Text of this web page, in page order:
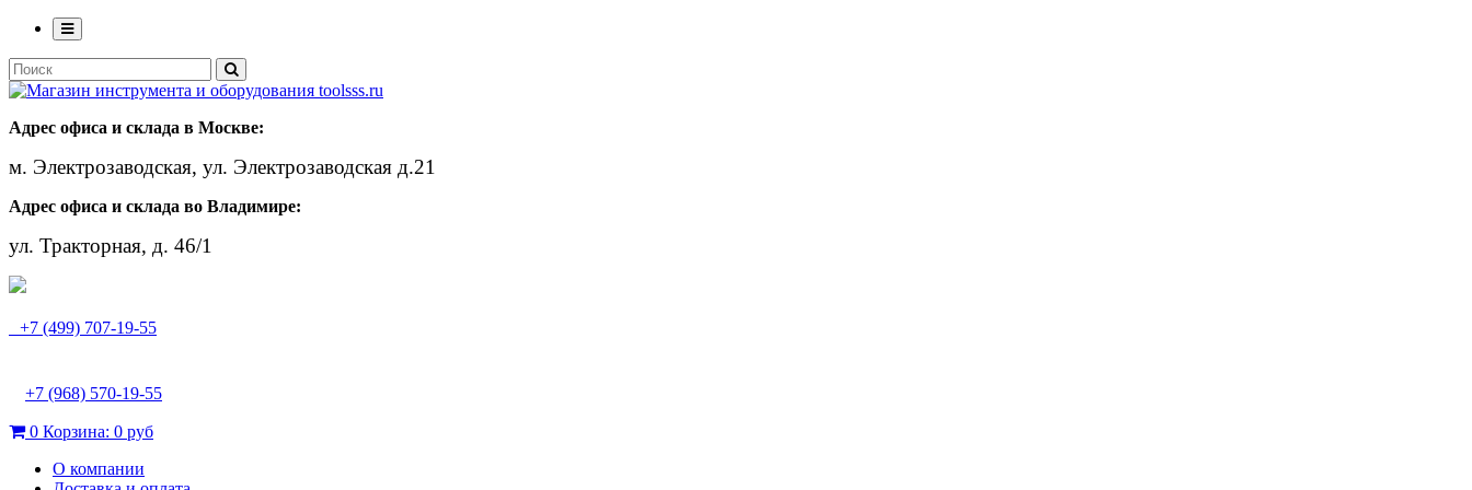
Адрес офиса и склада в Москве:
м. Электрозаводская, ул. Электрозаводская д.21
Адрес офиса и склада во Владимире:
ул. Тракторная, д. 46/1
+7 (499) 707-19-55
+7 (968) 570-19-55
0 Корзина: 0 руб
О компании